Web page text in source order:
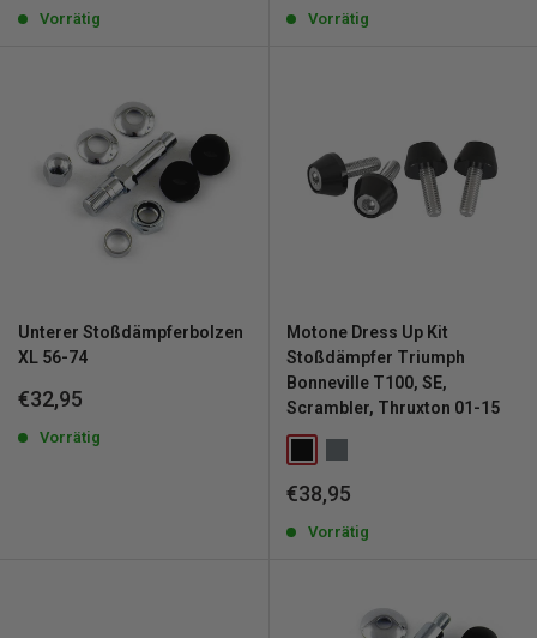
Vorrätig Vorrätig
Unterer Stoßdämpferbolzen
XL 56-74
Sonderpreis
€32,95
Vorrätig
Motone Dress Up Kit
Stoßdämpfer Triumph
Bonneville T100, SE,
Scrambler, Thruxton 01-15
Sonderpreis
€38,95
Vorrätig